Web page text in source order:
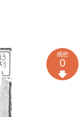
感想
0